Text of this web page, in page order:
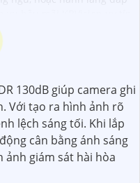
hãng là giải pháp an
và văn phòng cửa
lắp đặt ở mọi vị trí mà
hợp công nghệ mới pin
giá rẻ.
130dB giúp camera ghi
Với tạo ra hình ảnh rõ
lệch sáng tối. Khi lắp
cân bằng ánh sáng
ảnh giám sát hài hòa